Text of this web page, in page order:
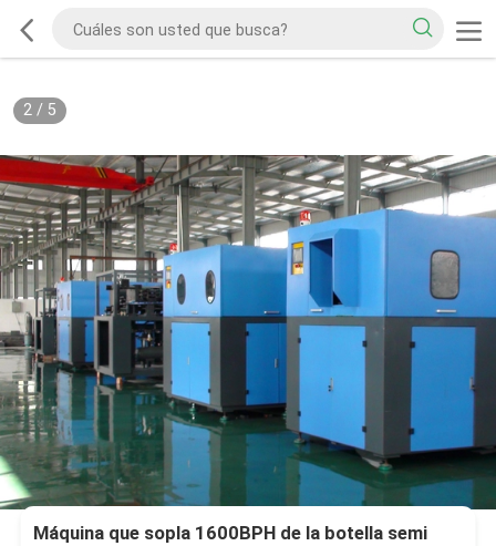
2/ 5
Máquina que sopla 1600BPH de la botella semi